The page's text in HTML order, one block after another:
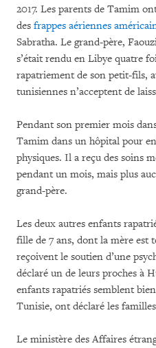
2017. Les parents de Tamim
des frappes aériennes
Sabratha. Le grand-père,
s’était rendu en Libye quatre
rapatriement de son petit-fils,
tunisiennes n’acceptent de
Pendant son premier mois
Tamim dans un hôpital pour
physiques. Il a reçu des soins
pendant un mois, mais plus
grand-père.
Les deux autres enfants
fille de 7 ans, dont la mère est
reçoivent le soutien d’une
déclaré un de leurs proches à
enfants rapatriés semblent
Tunisie, ont déclaré les
Le ministère des Affaires